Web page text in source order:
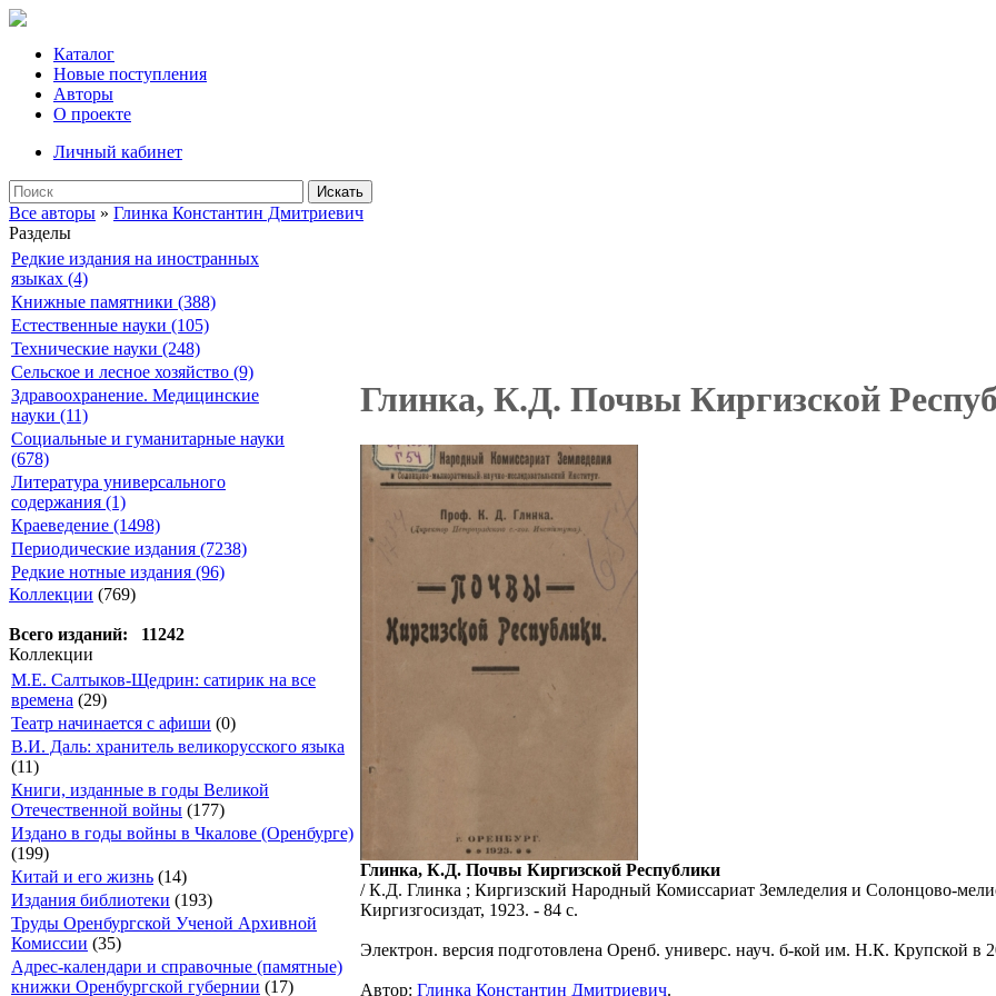
Каталог
Новые поступления
Авторы
О проекте
Личный кабинет
Искать
Все авторы » Глинка Константин Дмитриевич
Разделы
Редкие издания на иностранных
языках (4)
Книжные памятники (388)
Естественные науки (105)
Технические науки (248)
Сельское и лесное хозяйство (9)
Здравоохранение. Медицинские
науки (11)
Социальные и гуманитарные науки
(678)
Литература универсального
содержания (1)
Краеведение (1498)
Периодические издания (7238)
Редкие нотные издания (96)
Коллекции (769)
Всего изданий: 11242
Коллекции
М.Е. Салтыков-Щедрин: сатирик на все
времена (29)
Театр начинается с афиши (0)
В.И. Даль: хранитель великорусского языка
(11)
Книги, изданные в годы Великой
Отечественной войны (177)
Издано в годы войны в Чкалове (Оренбурге)
(199)
Китай и его жизнь (14)
Издания библиотеки (193)
Труды Оренбургской Ученой Архивной
Комиссии (35)
Адрес-календари и справочные (памятные)
книжки Оренбургской губернии (17)
Глинка, К.Д. Почвы Киргизской
Глинка, К.Д. Почвы Киргизской Республики
/ К.Д. Глинка ; Киргизский Народный Комиссариат Земледелия и Солонцово-
Киргизгосиздат, 1923. - 84 с.
Электрон. версия подготовлена Оренб. универс. науч. б-кой им. Н.К. Крупской в
Автор: Глинка Константин Дмитриевич.